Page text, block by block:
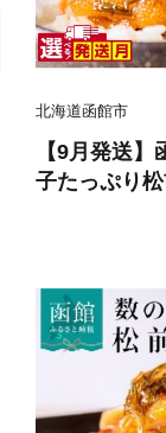
北海道函館市
【9月発送
子たっぷり
ック） 選べ
伝のタレ 厳
いか 昆布
おつまみ 酒
函館市 送料